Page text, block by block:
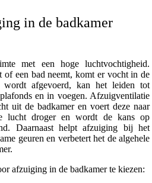
in de badkamer
met een hoge luchtvochtigheid.
of een bad neemt, komt er vocht in de
afgevoerd, kan het leiden tot
en in voegen. Afzuigventilatie
uit de badkamer en voert deze naar
lucht droger en wordt de kans op
Daarnaast helpt afzuiging bij het
geuren en verbetert het de algehele
afzuiging in de badkamer te kiezen: